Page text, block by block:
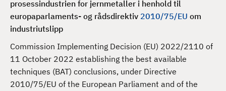
prosessindustrien for jernmetaller i henhold til
europaparlaments- og rådsdirektiv 2010/75/EU om
industriutslipp
Commission Implementing Decision (EU) 2022/2110 of
11 October 2022 establishing the best available
techniques (BAT) conclusions, under Directive
2010/75/EU of the European Parliament and of the